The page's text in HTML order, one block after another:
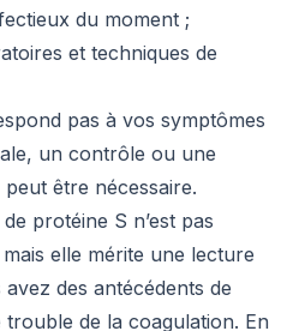
du moment ;
et techniques de
pas à vos symptômes
un contrôle ou une
être nécessaire.
protéine S n’est pas
elle mérite une lecture
des antécédents de
trouble de la coagulation. En